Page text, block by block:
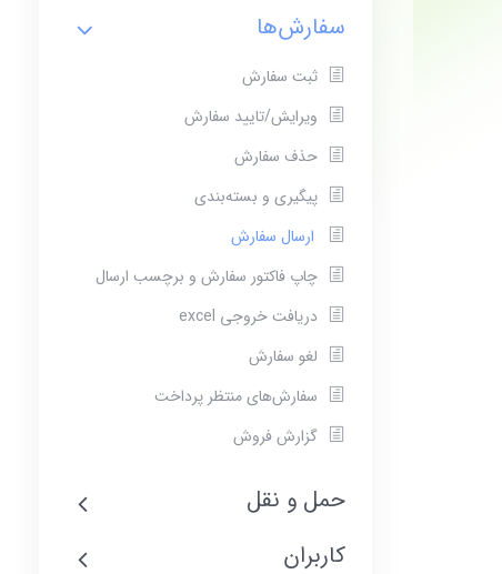
سفارش‌ها
ثبت سفارش
ویرایش/تایید سفارش
حذف سفارش
پیگیری و بسته‌بندی
ارسال سفارش
چاپ فاکتور سفارش و برچسب ارسال
دریافت خروجی excel
لغو سفارش
سفارش‌های منتظر پرداخت
گزارش فروش
حمل و نقل
کاربران